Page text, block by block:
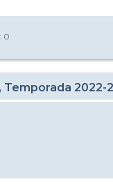
0
2022-